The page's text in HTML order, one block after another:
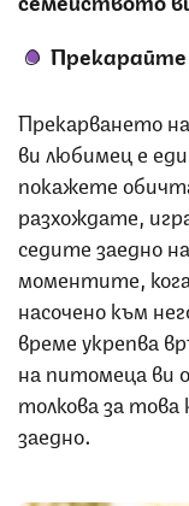
Прекарайте
Прекарването
ви любимец е
покажете
разхождате,
седите заедно
моментите,
насочено към
време укрепва
на питомеца ви
толкова за това
заедно.